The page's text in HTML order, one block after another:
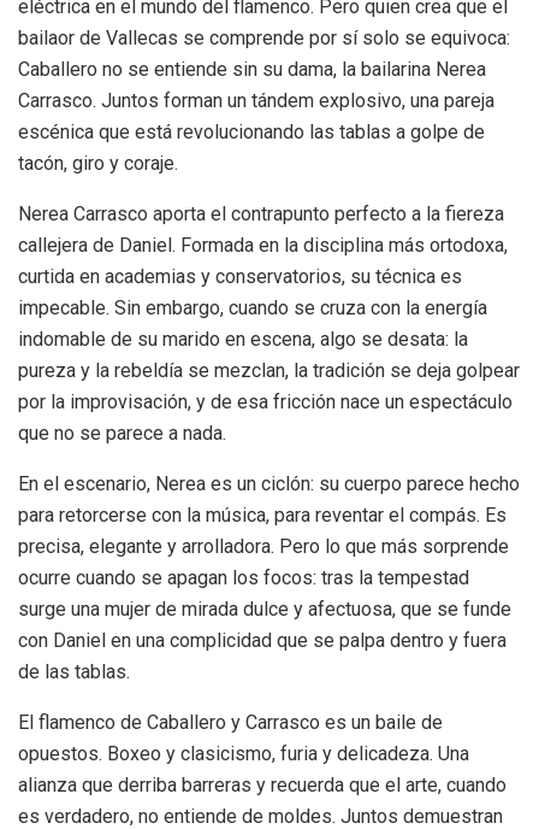
eléctrica en el mundo del flamenco. Pero quien crea que el
bailaor de Vallecas se comprende por sí solo se equivoca:
Caballero no se entiende sin su dama, la bailarina Nerea
Carrasco. Juntos forman un tándem explosivo, una pareja
escénica que está revolucionando las tablas a golpe de
tacón, giro y coraje.
Nerea Carrasco aporta el contrapunto perfecto a la fiereza
callejera de Daniel. Formada en la disciplina más ortodoxa,
curtida en academias y conservatorios, su técnica es
impecable. Sin embargo, cuando se cruza con la energía
indomable de su marido en escena, algo se desata: la
pureza y la rebeldía se mezclan, la tradición se deja golpear
por la improvisación, y de esa fricción nace un espectáculo
que no se parece a nada.
En el escenario, Nerea es un ciclón: su cuerpo parece hecho
para retorcerse con la música, para reventar el compás. Es
precisa, elegante y arrolladora. Pero lo que más sorprende
ocurre cuando se apagan los focos: tras la tempestad
surge una mujer de mirada dulce y afectuosa, que se funde
con Daniel en una complicidad que se palpa dentro y fuera
de las tablas.
El flamenco de Caballero y Carrasco es un baile de
opuestos. Boxeo y clasicismo, furia y delicadeza. Una
alianza que derriba barreras y recuerda que el arte, cuando
es verdadero, no entiende de moldes. Juntos demuestran